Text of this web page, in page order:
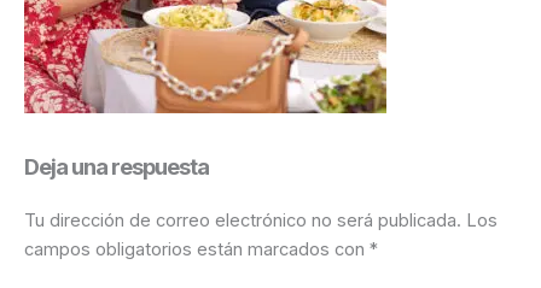
Deja una respuesta
Tu dirección de correo electrónico no será publicada. Los
campos obligatorios están marcados con *